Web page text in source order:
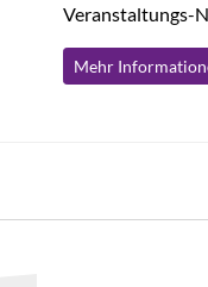
Veranstaltungs-
Mehr Info